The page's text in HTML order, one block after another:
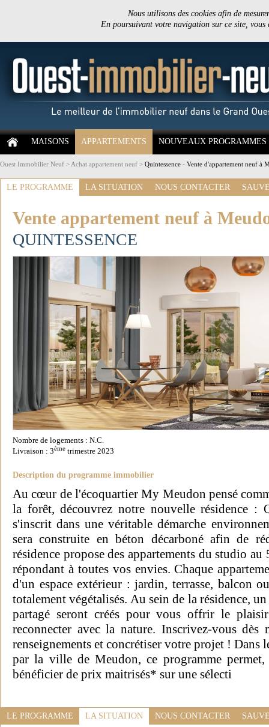
Nous utilisons des cookies afin de
En poursuivant votre navigation sur ce site,
MAISONS APPARTEMENTS NOUVEAUX PROGRAMMES
Ouest Immobilier Neuf > Achat appartement neuf > Quintessence - Vente d'appartement neuf à
LE PROGRAMME LA SITUATION NOUS CONTACTER
Vente appartement neuf à
QUINTESSENCE
Nombre de logements : N.C.
Livraison : 3ème trimestre 2023
Description du programme immobilier
Au cœur de l'écoquartier My Meudon pensé
la forêt, découvrez notre nouvelle résidence :
s'inscrit dans une véritable démarche
sera construite en béton décarboné afin de
résidence propose des appartements du studio
répondant à toutes vos envies. Chaque
d'un espace extérieur : jardin, terrasse, balcon
totalement végétalisés. Au sein de la résidence,
partagé seront créés pour vous offrir le
reconnecter avec la nature. Inscrivez-vous
renseignements et concrétiser votre projet ! Dans
par la ville de Meudon, ce programme
bénéficier de prix maitrisés* sur une sélecti
LE PROGRAMME LA SITUATION NOUS CONTACTER